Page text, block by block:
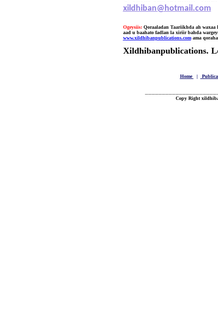
xildhiban@hotmail.com
Ogeysiis:Qoraaladan Taariikhda ah waxaa
aad u baahato fadlan la xiriir bahda
www.xildhibanpublications.comama
Xildhibanpublications.
Home |
Copy Right